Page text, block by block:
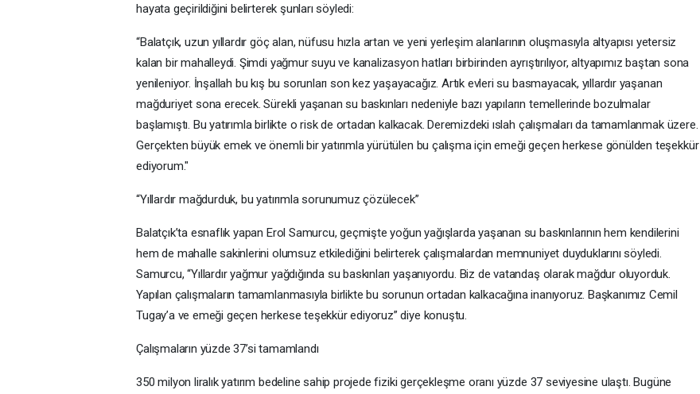
hayata geçirildiğini belirterek şunları söyledi:
“Balatçık, uzun yıllardır göç alan, nüfusu hızla artan ve yeni yerleşim alanlarının oluşmasıyla altyapısı yetersiz
kalan bir mahalleydi. Şimdi yağmur suyu ve kanalizasyon hatları birbirinden ayrıştırılıyor, altyapımız baştan sona
yenileniyor. İnşallah bu kış bu sorunları son kez yaşayacağız. Artık evleri su basmayacak, yıllardır yaşanan
mağduriyet sona erecek. Sürekli yaşanan su baskınları nedeniyle bazı yapıların temellerinde bozulmalar
başlamıştı. Bu yatırımla birlikte o risk de ortadan kalkacak. Deremizdeki ıslah çalışmaları da tamamlanmak üzere.
Gerçekten büyük emek ve önemli bir yatırımla yürütülen bu çalışma için emeği geçen herkese gönülden teşekkür
ediyorum."
“Yıllardır mağdurduk, bu yatırımla sorunumuz çözülecek”
Balatçık’ta esnaflık yapan Erol Samurcu, geçmişte yoğun yağışlarda yaşanan su baskınlarının hem kendilerini
hem de mahalle sakinlerini olumsuz etkilediğini belirterek çalışmalardan memnuniyet duyduklarını söyledi.
Samurcu, “Yıllardır yağmur yağdığında su baskınları yaşanıyordu. Biz de vatandaş olarak mağdur oluyorduk.
Yapılan çalışmaların tamamlanmasıyla birlikte bu sorunun ortadan kalkacağına inanıyoruz. Başkanımız Cemil
Tugay’a ve emeği geçen herkese teşekkür ediyoruz” diye konuştu.
Çalışmaların yüzde 37’si tamamlandı
350 milyon liralık yatırım bedeline sahip projede fiziki gerçekleşme oranı yüzde 37 seviyesine ulaştı. Bugüne